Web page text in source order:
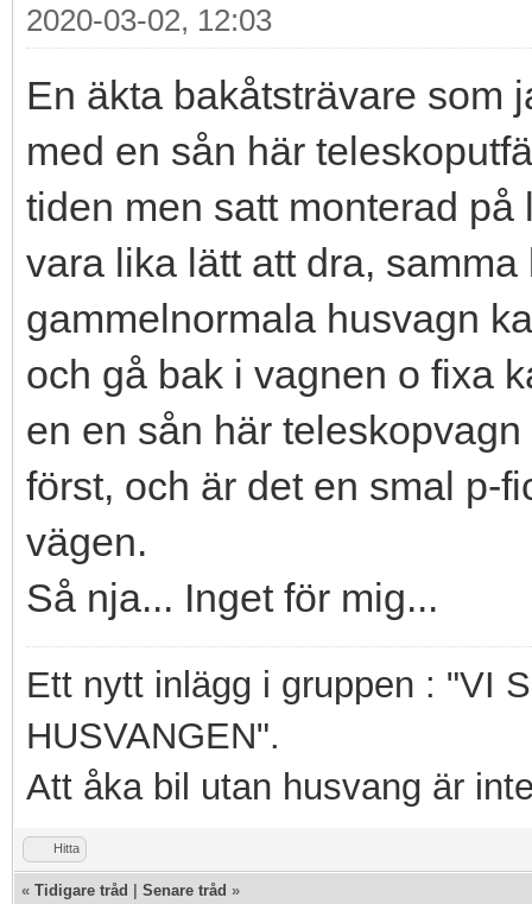
2020-03-02, 12:03
En äkta bakåtsträvare som
med en sån här
tiden men satt monterad
vara lika lätt att dra,
gammelnormala husvagn
och gå bak i vagnen o fixa
en en sån här
först, och är det en smal p-
vägen.
Så nja... Inget för mig...
Ett nytt inlägg i gruppen : "VI
HUSVANGEN".
Att åka bil utan husvang är
Hitta
« Tidigare tråd | Senare tråd »